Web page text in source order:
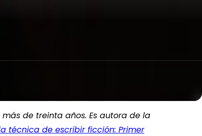
de treinta años. Es autora de la
técnica de escribir ficción: Primer